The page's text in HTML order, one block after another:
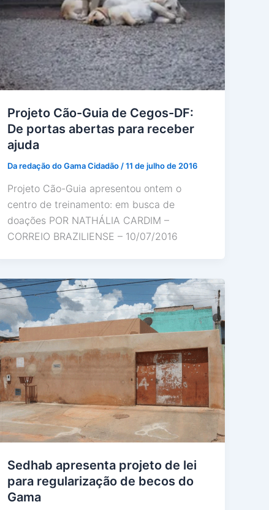
Projeto Cão-Guia de Cegos-DF:
De portas abertas para receber
ajuda
Da redação do Gama Cidadão /11 de julho de 2016
Projeto Cão-Guia apresentou ontem o
centro de treinamento: em busca de
doações POR NATHÁLIA CARDIM –
CORREIO BRAZILIENSE – 10/07/2016
Sedhab apresenta projeto de lei
para regularização de becos do
Gama